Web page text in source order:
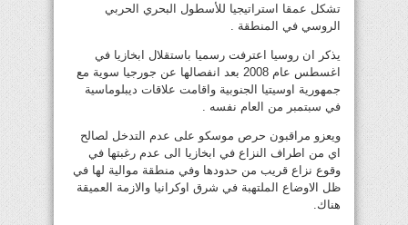
تشكل عمقا استراتيجيا للأسطول البحري الحربي
الروسي في المنطقة .
يذكر ان روسيا اعترفت رسميا باستقلال ابخازيا في
اغسطس عام 2008 بعد انفصالها عن جورجيا سوية مع
جمهورية اوسيتيا الجنوبية واقامت علاقات ديبلوماسية
في سبتمبر من العام نفسه .
ويعزو مراقبون حرص موسكو على عدم التدخل لصالح
اي من اطراف النزاع في ابخازيا الى عدم رغبتها في
وقوع نزاع قريب من حدودها وفي منطقة موالية لها في
ظل الاوضاع الملتهبة في شرق اوكرانيا والازمة العميقة
هناك.